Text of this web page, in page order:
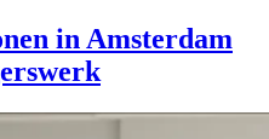
in Amsterdam